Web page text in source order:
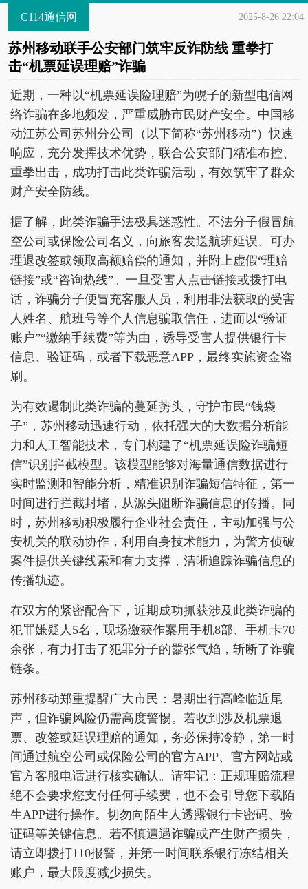
C114通信网 2025-8-26 22:04
苏州移动联手公安部门筑牢反诈防线 重拳打
击“机票延误理赔”诈骗
近期，一种以“机票延误险理赔”为幌子的新型电信网
络诈骗在多地频发，严重威胁市民财产安全。中国移
动江苏公司苏州分公司（以下简称“苏州移动”）快速
响应，充分发挥技术优势，联合公安部门精准布控、
重拳出击，成功打击此类诈骗活动，有效筑牢了群众
财产安全防线。
据了解，此类诈骗手法极具迷惑性。不法分子假冒航
空公司或保险公司名义，向旅客发送航班延误、可办
理退改签或领取高额赔偿的通知，并附上虚假“理赔
链接”或“咨询热线”。一旦受害人点击链接或拨打电
话，诈骗分子便冒充客服人员，利用非法获取的受害
人姓名、航班号等个人信息骗取信任，进而以“验证
账户”“缴纳手续费”等为由，诱导受害人提供银行卡
信息、验证码，或者下载恶意APP，最终实施资金盗
刷。
为有效遏制此类诈骗的蔓延势头，守护市民“钱袋
子”，苏州移动迅速行动，依托强大的大数据分析能
力和人工智能技术，专门构建了“机票延误险诈骗短
信”识别拦截模型。该模型能够对海量通信数据进行
实时监测和智能分析，精准识别诈骗短信特征，第一
时间进行拦截封堵，从源头阻断诈骗信息的传播。同
时，苏州移动积极履行企业社会责任，主动加强与公
安机关的联动协作，利用自身技术能力，为警方侦破
案件提供关键线索和有力支撑，清晰追踪诈骗信息的
传播轨迹。
在双方的紧密配合下，近期成功抓获涉及此类诈骗的
犯罪嫌疑人5名，现场缴获作案用手机8部、手机卡70
余张，有力打击了犯罪分子的嚣张气焰，斩断了诈骗
链条。
苏州移动郑重提醒广大市民：暑期出行高峰临近尾
声，但诈骗风险仍需高度警惕。若收到涉及机票退
票、改签或延误理赔的通知，务必保持冷静，第一时
间通过航空公司或保险公司的官方APP、官方网站或
官方客服电话进行核实确认。请牢记：正规理赔流程
绝不会要求您支付任何手续费，也不会引导您下载陌
生APP进行操作。切勿向陌生人透露银行卡密码、验
证码等关键信息。若不慎遭遇诈骗或产生财产损失，
请立即拨打110报警，并第一时间联系银行冻结相关
账户，最大限度减少损失。